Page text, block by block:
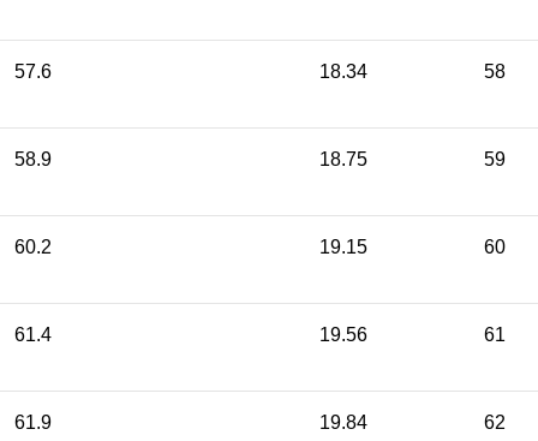
57.6 18.34 58
58.9 18.75 59
60.2 19.15 60
61.4 19.56 61
61.9 19.84 62